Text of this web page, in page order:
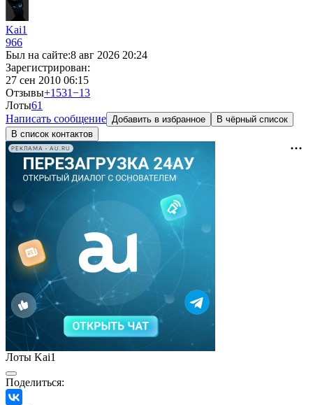
Kai1
966
Был на сайте:8 авг 2026 20:24
Зарегистрирован:
27 сен 2010 06:15
Отзывы+1531−13
Лоты61
Написать сообщение Добавить в избранное
В чёрный список
В список контактов
РЕКЛАМА • AU.RU
Лоты Kai1
Поделиться: